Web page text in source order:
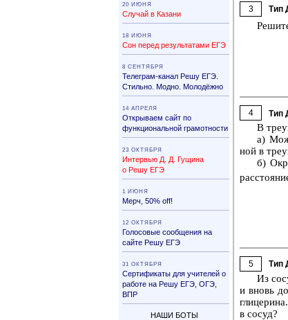
20 ИЮНЯ
Случай в Казани
18 ИЮНЯ
Сон перед результатами ЕГЭ
8 СЕНТЯБРЯ
Телеграм-канал Решу ЕГЭ.
Стильно. Модно. Молодёжно
14 АПРЕЛЯ
Открываем сайт по
функциональной грамотности
23 ОКТЯБРЯ
Интервью Д. Д. Гущина
о Решу ЕГЭ
1 ИЮНЯ
Мерч, 50% off!
12 ОКТЯБРЯ
Голосовые сообщения на
сайте Решу ЕГЭ
31 ОК­ТЯБ­РЯ
Сер­ти­фи­ка­ты для учи­те­лей о
ра­бо­те на Решу ЕГЭ, ОГЭ,
ВПР
НАШИ БОТЫ
3 Тип
4 Тип
В
а)
ной в
б)
5 Тип
Из
и вновь
в сосуд?